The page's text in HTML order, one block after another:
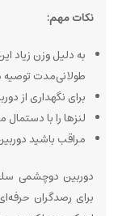
نکات مهم:
به دلیل وزن زیاد
طولانی‌مدت
برای نگهداری از
لنزها را با
مراقب باشید
برای رصدگران